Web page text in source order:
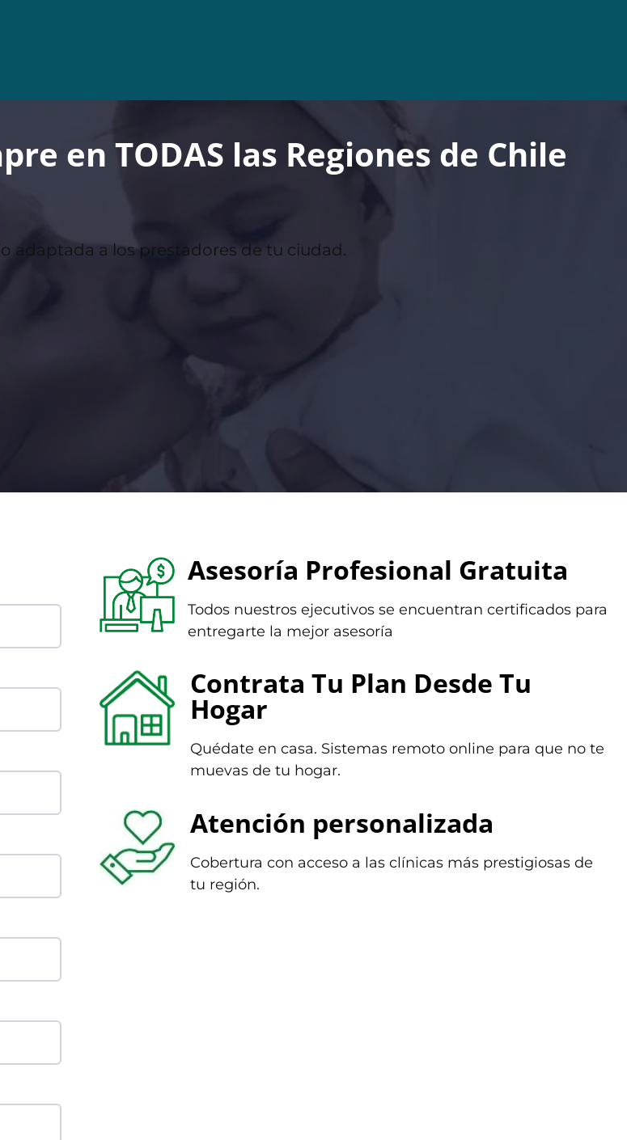
en TODAS las Regiones de Chile
adaptada a los prestadores de tu ciudad.
Asesoría Profesional Gratuita
Todos nuestros ejecutivos se encuentran certificados para
entregarte la mejor asesoría
Contrata Tu Plan Desde Tu
Hogar
Quédate en casa. Sistemas remoto online para que no te
muevas de tu hogar.
Atención personalizada
Cobertura con acceso a las clínicas más prestigiosas de
tu región.